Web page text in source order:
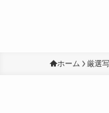
ホーム 厳選